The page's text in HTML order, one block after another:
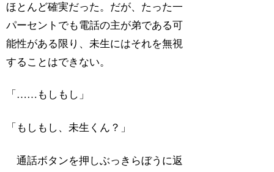
ほとんど確実だった。だが、たった一
パーセントでも電話の主が弟である可
能性がある限り、未生にはそれを無視
することはできない。
「……もしもし」
「もしもし、未生くん？」
通話ボタンを押しぶっきらぼうに返